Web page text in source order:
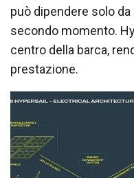
può dipendere solo
secondo momento.
centro della barca,
prestazione.